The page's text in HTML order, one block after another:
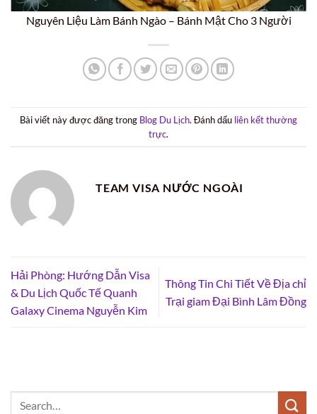
Nguyên Liệu Làm Bánh Ngào – Bánh Mật Cho 3 Người
Bài viết này được đăng trong Blog Du Lịch. Đánh dấu liên kết thường
trực.
TEAM VISA NƯỚC NGOÀI
Hải Phòng: Hướng Dẫn Visa
& Du Lịch Quốc Tế Quanh
Galaxy Cinema Nguyễn Kim
Thông Tin Chi Tiết Về Địa chỉ
Trại giam Đại Bình Lâm Đồng